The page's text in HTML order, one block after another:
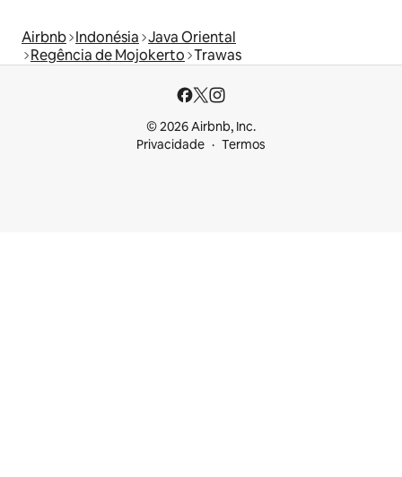
Airbnb Indonésia Java Oriental
Regência de Mojokerto Trawas
© 2026 Airbnb, Inc.
Privacidade
Termos